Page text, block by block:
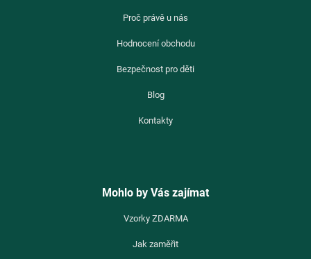
Proč právě u nás
Hodnocení obchodu
Bezpečnost pro děti
Blog
Kontakty
Mohlo by Vás zajímat
Vzorky ZDARMA
Jak zaměřit